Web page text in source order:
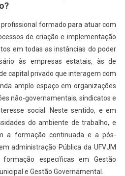
formado para atuar com
de criação e implementação
em todas as instâncias do poder
às empresas estatais, às de
capital privado que interagem com
amplo espaço em organizações
não-governamentais, sindicatos e
social. Neste sentido, e em
do ambiente de trabalho, e
a formação continuada e a pós-
administração Pública da UFVJM
específicas em Gestão
e Gestão Governamental.